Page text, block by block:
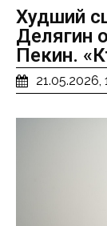
Худший
Делягин
Пекин.
21.05.2026,